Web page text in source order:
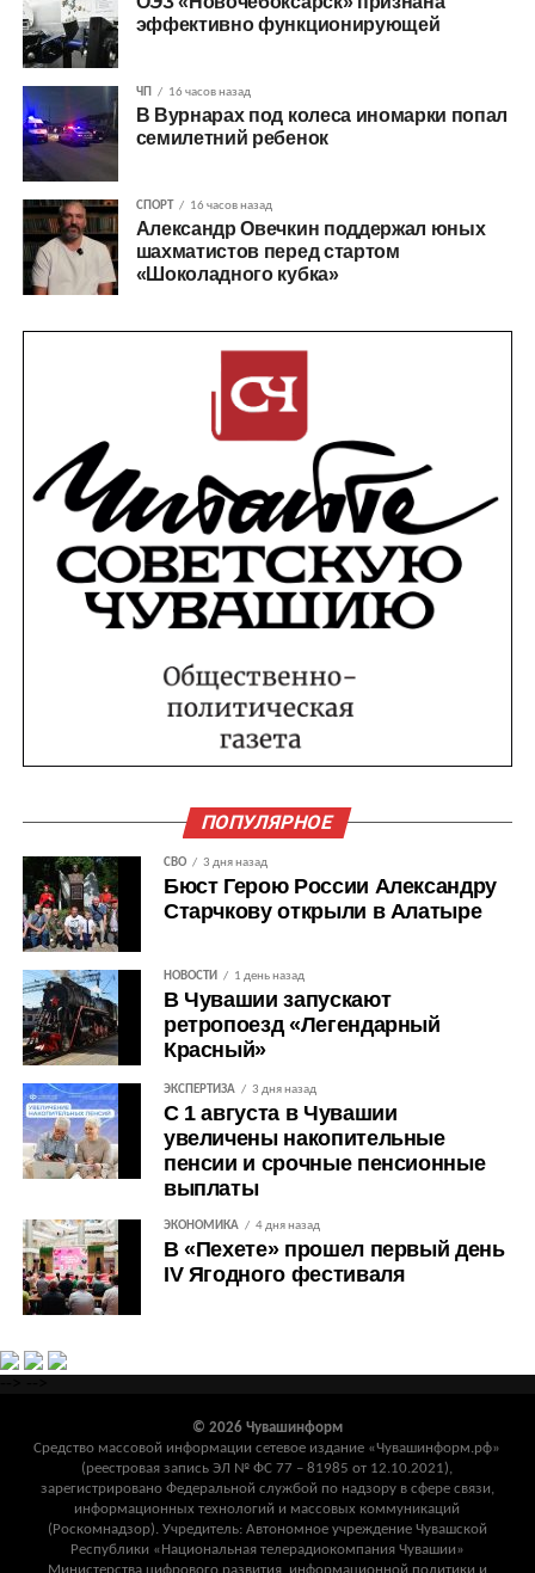
эффективно функционирующей
ЧП 16 часов назад
В Вурнарах под колеса иномарки попал
семилетний ребенок
СПОРТ 16 часов назад
Александр Овечкин поддержал юных
шахматистов перед стартом
«Шоколадного кубка»
ПОПУЛЯРНОЕ
СВО 3 дня назад
Бюст Герою России Александру
Старчкову открыли в Алатыре
НОВОСТИ 1 день назад
В Чувашии запускают
ретропоезд «Легендарный
Красный»
ЭКСПЕРТИЗА 3 дня назад
С 1 августа в Чувашии
увеличены накопительные
пенсии и срочные пенсионные
выплаты
ЭКОНОМИКА 4 дня назад
В «Пехете» прошел первый день
IV Ягодного фестиваля
© 2026 Чувашинформ
Средство массовой информации сетевое издание «Чувашинформ.рф»
(реестровая запись ЭЛ № ФС 77 – 81985 от 12.10.2021),
зарегистрировано Федеральной службой по надзору в сфере связи,
информационных технологий и массовых коммуникаций
(Роскомнадзор). Учредитель: Автономное учреждение Чувашской
Республики «Национальная телерадиокомпания Чувашии»